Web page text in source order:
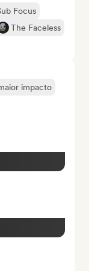
Focus
The Faceless
impacto